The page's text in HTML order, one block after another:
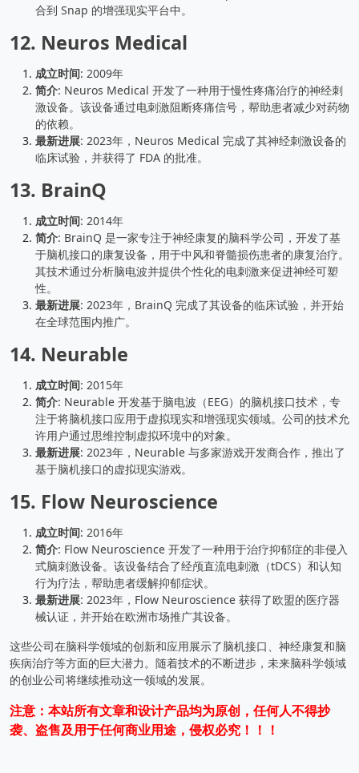
合到 Snap 的增强现实平台中。
12. Neuros Medical
成立时间: 2009年
简介: Neuros Medical 开发了一种用于慢性疼痛治疗的神经刺
激设备。该设备通过电刺激阻断疼痛信号，帮助患者减少对药物
的依赖。
最新进展: 2023年，Neuros Medical 完成了其神经刺激设备的
临床试验，并获得了 FDA 的批准。
13. BrainQ
成立时间: 2014年
简介: BrainQ 是一家专注于神经康复的脑科学公司，开发了基
于脑机接口的康复设备，用于中风和脊髓损伤患者的康复治疗。
其技术通过分析脑电波并提供个性化的电刺激来促进神经可塑
性。
最新进展: 2023年，BrainQ 完成了其设备的临床试验，并开始
在全球范围内推广。
14. Neurable
成立时间: 2015年
简介: Neurable 开发基于脑电波（EEG）的脑机接口技术，专
注于将脑机接口应用于虚拟现实和增强现实领域。公司的技术允
许用户通过思维控制虚拟环境中的对象。
最新进展: 2023年，Neurable 与多家游戏开发商合作，推出了
基于脑机接口的虚拟现实游戏。
15. Flow Neuroscience
成立时间: 2016年
简介: Flow Neuroscience 开发了一种用于治疗抑郁症的非侵入
式脑刺激设备。该设备结合了经颅直流电刺激（tDCS）和认知
行为疗法，帮助患者缓解抑郁症状。
最新进展: 2023年，Flow Neuroscience 获得了欧盟的医疗器
械认证，并开始在欧洲市场推广其设备。
这些公司在脑科学领域的创新和应用展示了脑机接口、神经康复和脑
疾病治疗等方面的巨大潜力。随着技术的不断进步，未来脑科学领域
的创业公司将继续推动这一领域的发展。
注意：本站所有文章和设计产品均为原创，任何人不得抄
袭、盗售及用于任何商业用途，侵权必究！！！